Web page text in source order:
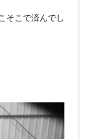
そこで済んでし